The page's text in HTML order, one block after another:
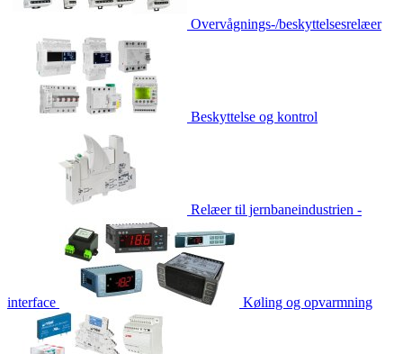
Overvågnings-/beskyttelsesrelæer
Beskyttelse og kontrol
Relæer til jernbaneindustrien -
interface Køling og opvarmning